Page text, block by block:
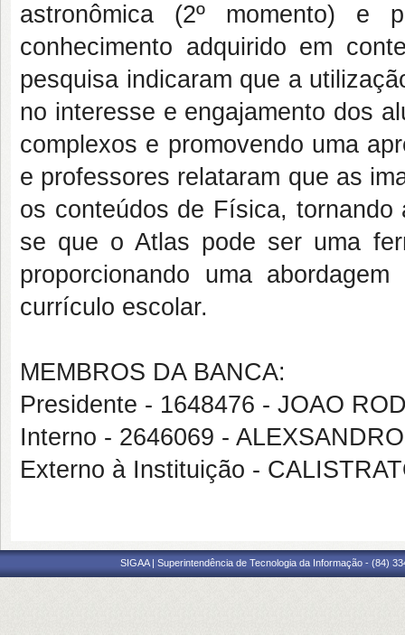
astronômica (2º momento) e
conhecimento adquirido em
pesquisa indicaram que a
no interesse e engajamento dos
complexos e promovendo uma
e professores relataram que as
os conteúdos de Física,
se que o Atlas pode ser uma
proporcionando uma
currículo escolar.
MEMBROS DA BANCA:
Presidente - 1648476 - JOAO
Interno - 2646069 -
Externo à Instituição -
SIGAA | Superintendência de Tecnologia da Informação - (84)